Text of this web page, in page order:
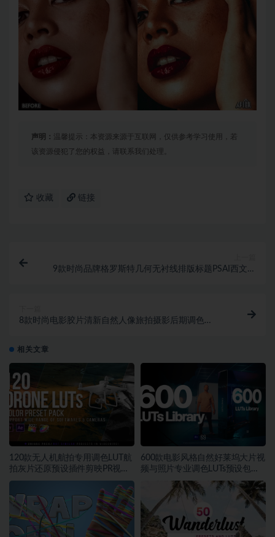
声明： 温馨提示：本资源来源于互联网，仅供参考学习使用，若
该资源侵犯了您的权益，请联系我们处理。
收藏 链接
9款时尚品牌格罗斯特几何无衬线排版标题PSAI西文字
8款时尚电影胶片清新自然人像旅拍摄影后期调色
相关文章
120款无人机航拍专用调色LUT航
拍灰片还原预设插件剪映PR视频
调色
600款电影风格自然好莱坞大片视
频与照片专业调色LUTs预设包素